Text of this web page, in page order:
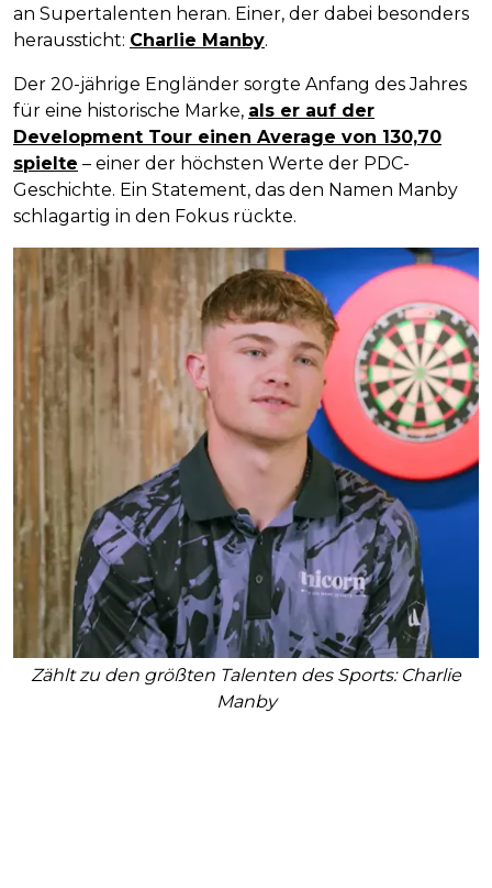
an Supertalenten heran. Einer, der dabei besonders
heraussticht: Charlie Manby.
Der 20-jährige Engländer sorgte Anfang des Jahres
für eine historische Marke, als er auf der
Development Tour einen Average von 130,70
spielte – einer der höchsten Werte der PDC-
Geschichte. Ein Statement, das den Namen Manby
schlagartig in den Fokus rückte.
Zählt zu den größten Talenten des Sports: Charlie
Manby